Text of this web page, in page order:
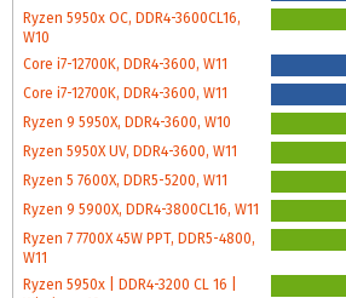
Ryzen 5950x OC, DDR4-3600CL16,
W10
Core i7-12700K, DDR4-3600, W11
Core i7-12700K, DDR4-3600, W11
Ryzen 9 5950X, DDR4-3600, W10
Ryzen 5950X UV, DDR4-3600, W11
Ryzen 5 7600X, DDR5-5200, W11
Ryzen 9 5900X, DDR4-3800CL16, W11
Ryzen 7 7700X 45W PPT, DDR5-4800,
W11
Ryzen 5950x | DDR4-3200 CL 16 |